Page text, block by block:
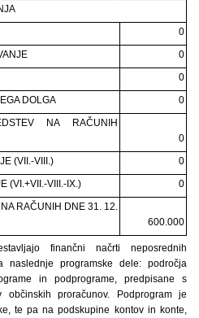
0
0
0
DOLGA
0
NA RAČUNIH
0
(VII.-VIII.)
0
(VI.+VII.-VIII.-IX.)
0
RAČUNIH DNE 31. 12.
600.000
finančni načrti neposrednih
programske dele: področja
in podprograme, predpisane s
občinskih proračunov. Podprogram je
te pa na podskupine kontov in konte,